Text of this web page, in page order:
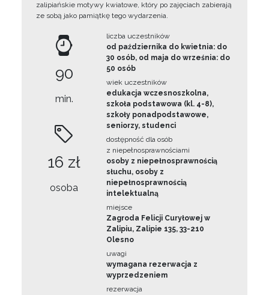
zalipiańskie motywy kwiatowe, który po zajęciach zabierają
ze sobą jako pamiątkę tego wydarzenia.
90
min.
16 zł
osoba
liczba uczestników
od października do kwietnia: do
30 osób, od maja do września: do
50 osób
wiek uczestników
edukacja wczesnoszkolna,
szkoła podstawowa (kl. 4-8),
szkoły ponadpodstawowe,
seniorzy, studenci
dostępność dla osób
z niepełnosprawnościami
osoby z niepełnosprawnością
słuchu, osoby z
niepełnosprawnością
intelektualną
miejsce
Zagroda Felicji Curyłowej w
Zalipiu, Zalipie 135, 33-210
Olesno
uwagi
wymagana rezerwacja z
wyprzedzeniem
rezerwacja